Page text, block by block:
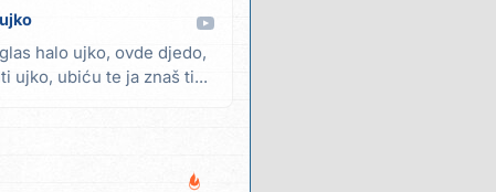
halo ujko, ovde djedo,
ujko, ubiću te ja znaš ti...